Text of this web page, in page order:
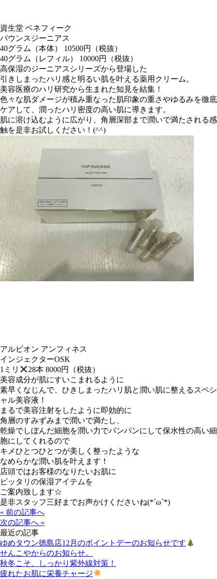
資生堂 ベネフィーク
バウンスジーニアス
40グラム（本体） 10500円（税抜）
40グラム（レフィル） 10000円（税抜）
高保湿のジーニアスシリーズから登場した
引きしまったハリ感と明るい肌を叶える薬用クリーム。
美容医療のハリ研究から生まれた知見を結集！
色々な肌ダメージが積み重なった肌印象の重さやゆるみを徹底
ケアして、潤ったハリ密度の高い肌に導きます。
肌に溶け込むように広がり、角層深部まで潤いで満たされる感
触を是非お試しください！(^^)
アルビオン アンフィネス
インジェクターOSK
1ミリ
28本 8000円（税抜）
美容成分が肌にすいこまれるように
素早くなじんで、ひきしまったハリ肌と潤い肌に整えるスペシ
ャル美容液！
まるで美容注射をしたように即効的に
角層のすみずみまで潤いで満たし、
乾燥でしぼんだ細胞を潤い力でパンパンにして保水性の高い細
胞にしてくれるので
キメひとつひとつが美しく整ったような
なめらかな潤い肌を叶えます！
店頭ではお客様のなりたいお肌に
ピッタリの保湿アイテムを
ご案内致します☆
是非スタッフ三好までお声かけくださいね(*´ω`*)
« 前の記事へ
次の記事へ »
最近の記事
ゆめタウン徳島店12月のポイントデーのお知らせです
せんこやからのお知らせ。
秋冬こそ、しっかり紫外線対策！
疲れたお肌に栄養チャージ